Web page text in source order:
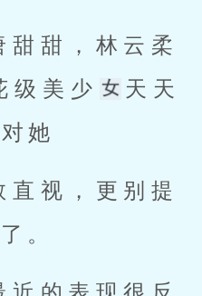
级美少
天天
她
了。